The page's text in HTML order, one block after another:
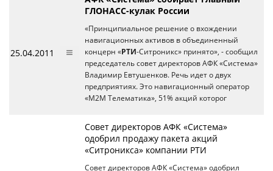
25.04.2011
ГЛОНАСС-кулак России
«Принципиальное решение о вхождении
навигационных активов в объединенный
концерн «РТИ-Ситроникс» принято», - сообщил
председатель совет директоров АФК «Система»
Владимир Евтушенков. Речь идет о двух
предприятиях. Это навигационный оператор
«М2М Телематика», 51% акций которог
Совет директоров АФК «Система»
одобрил продажу пакета акций
«Ситроникса» компании РТИ
Совет директоров АФК «Система» одобрил